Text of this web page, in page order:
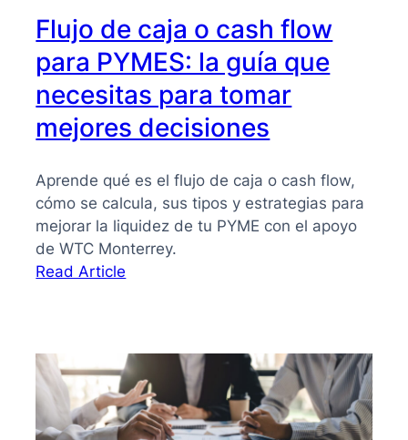
Flujo de caja o cash flow
para PYMES: la guía que
necesitas para tomar
mejores decisiones
Aprende qué es el flujo de caja o cash flow,
cómo se calcula, sus tipos y estrategias para
mejorar la liquidez de tu PYME con el apoyo
de WTC Monterrey.
Read Article
o
cash
flow
para